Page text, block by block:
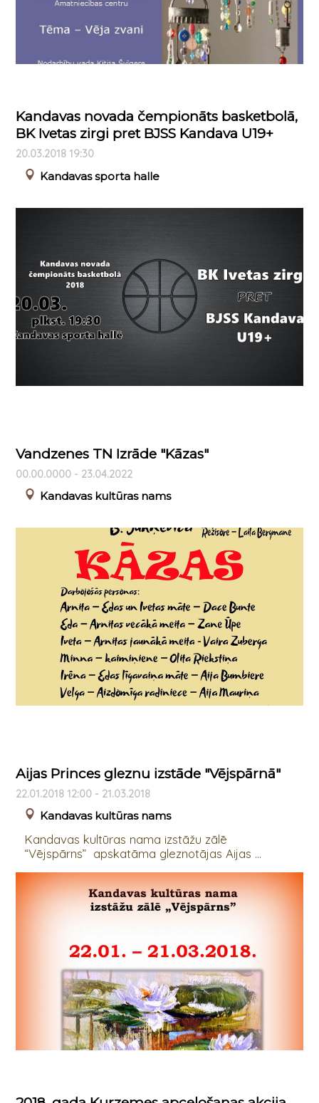
Kandavas novada čempionāts basketbolā,
BK Ivetas zirgi pret BJSS Kandava U19+
20.03.2018 19:30
Kandavas sporta halle
Vandzenes TN Izrāde "Kāzas"
00.00.0000 - 23.04.2022
Kandavas kultūras nams
Aijas Princes gleznu izstāde "Vējspārnā"
22.01.2018 12:00 - 21.03.2018
Kandavas kultūras nams
Kandavas kultūras nama izstāžu zālē
“Vējspārns” apskatāma gleznotājas Aijas ...